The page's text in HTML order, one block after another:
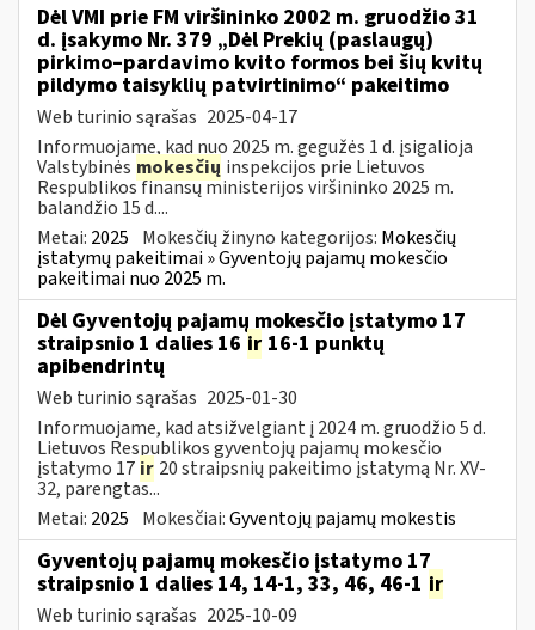
Dėl VMI prie FM viršininko 2002 m. gruodžio 31
d. įsakymo Nr. 379 „Dėl Prekių (paslaugų)
pirkimo–pardavimo kvito formos bei šių kvitų
pildymo taisyklių patvirtinimo“ pakeitimo
Web turinio sąrašas 2025-04-17
Informuojame, kad nuo 2025 m. gegužės 1 d. įsigalioja
Valstybinės mokesčių inspekcijos prie Lietuvos
Respublikos finansų ministerijos viršininko 2025 m.
balandžio 15 d....
Metai: 2025 Mokesčių žinyno kategorijos: Mokesčių
įstatymų pakeitimai » Gyventojų pajamų mokesčio
pakeitimai nuo 2025 m.
Dėl Gyventojų pajamų mokesčio įstatymo 17
straipsnio 1 dalies 16 ir 16-1 punktų
apibendrintų
Web turinio sąrašas 2025-01-30
Informuojame, kad atsižvelgiant į 2024 m. gruodžio 5 d.
Lietuvos Respublikos gyventojų pajamų mokesčio
įstatymo 17 ir 20 straipsnių pakeitimo įstatymą Nr. XV-
32, parengtas...
Metai: 2025 Mokesčiai:Gyventojų pajamų mokestis
Gyventojų pajamų mokesčio įstatymo 17
straipsnio 1 dalies 14, 14-1, 33, 46, 46-1 ir
Web turinio sąrašas 2025-10-09